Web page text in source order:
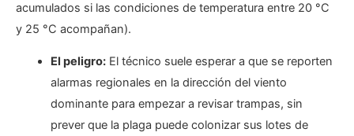
acumulados si las condiciones de temperatura entre 20 °C
y 25 °C acompañan).
El peligro:El técnico suele esperar a que se reporten
alarmas regionales en la dirección del viento
dominante para empezar a revisar trampas, sin
prever que la plaga puede colonizar sus lotes de